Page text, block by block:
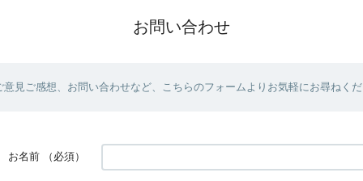
お問い合わせ
見ご感想、お問い合わせなど、こちらのフォームよりお気軽にお尋ねくだ
お名前 （必須）